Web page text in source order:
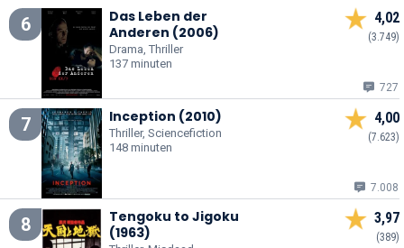
6
Das Leben der
Anderen (2006)
Drama, Thriller
137 minuten
4,02
(3.749)
727
7 Inception (2010)
Thriller, Sciencefiction
148 minuten
4,00
(7.623)
7.008
8
Tengoku to Jigoku
(1963)
3,97
(389)